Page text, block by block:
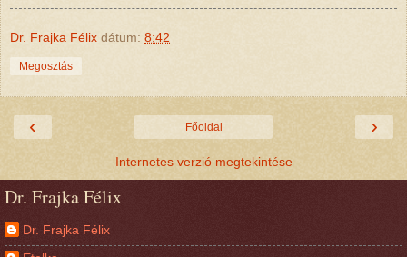
Dr. Frajka Félix dátum: 8:42
Megosztás
‹ ›
Főoldal
Internetes verzió megtekintése
Dr. Frajka Félix
Dr. Frajka Félix